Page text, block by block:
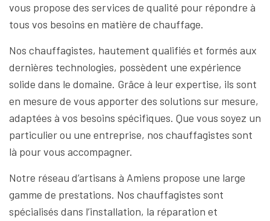
vous propose des services de qualité pour répondre à
tous vos besoins en matière de chauffage.
Nos chauffagistes, hautement qualifiés et formés aux
dernières technologies, possèdent une expérience
solide dans le domaine. Grâce à leur expertise, ils sont
en mesure de vous apporter des solutions sur mesure,
adaptées à vos besoins spécifiques. Que vous soyez un
particulier ou une entreprise, nos chauffagistes sont
là pour vous accompagner.
Notre réseau d’artisans à Amiens propose une large
gamme de prestations. Nos chauffagistes sont
spécialisés dans l’installation, la réparation et